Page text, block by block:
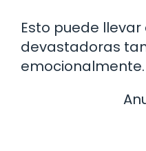
Esto puede
devastadoras
emocionalmente.